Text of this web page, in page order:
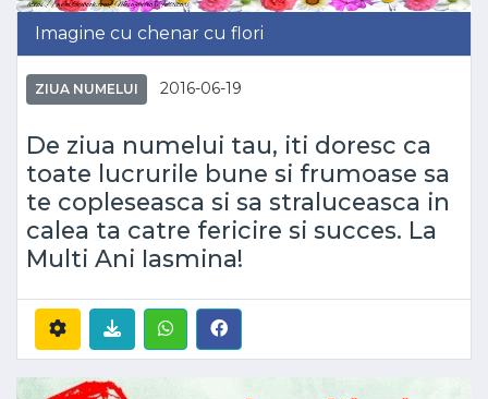
Imagine cu chenar cu flori
ZIUA NUMELUI 2016-06-19
De ziua numelui tau, iti doresc ca
toate lucrurile bune si frumoase sa
te copleseasca si sa straluceasca in
calea ta catre fericire si succes. La
Multi Ani Iasmina!